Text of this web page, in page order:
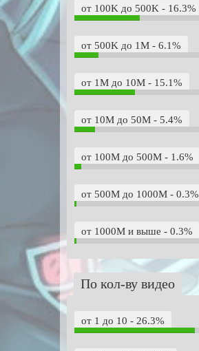
от 100K до 500K - 16.3%
от 500K до 1M - 6.1%
от 1M до 10M - 15.1%
от 10M до 50M - 5.4%
от 100M до 500M - 1.6%
от 500M до 1000M - 0.3%
от 1000M и выше - 0.3%
По кол-ву видео
от 1 до 10 - 26.3%